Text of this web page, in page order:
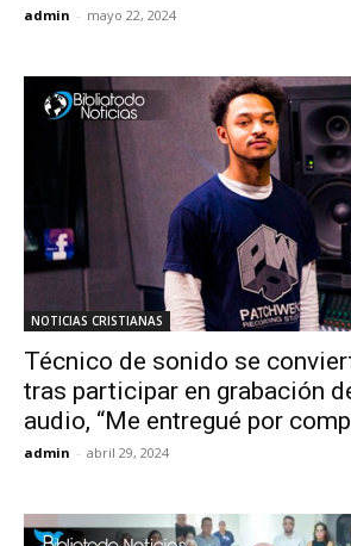
admin - mayo 22, 2024
NOTICIAS CRISTIANAS
Técnico de sonido se
tras participar en grabación
audio, “Me entregué por
admin - abril 29, 2024